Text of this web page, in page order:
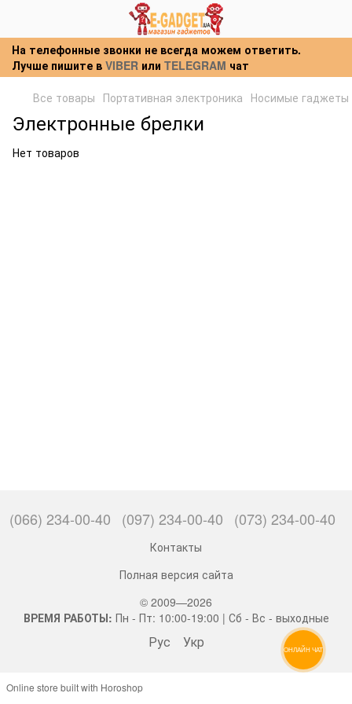
На телефонные звонки не всегда можем ответить.
Лучше пишите в VIBER или TELEGRAM чат
Все товары Портативная электроника Носимые гаджеты
Электронные брелки
Нет товаров
(066) 234-00-40 (097) 234-00-40 (073) 234-00-40
Контакты
Полная версия сайта
© 2009—2026
ВРЕМЯ РАБОТЫ: Пн - Пт: 10:00-19:00 | Сб - Вс - выходные
Рус Укр
Online store built with Horoshop
ОНЛАЙН ЧАТ